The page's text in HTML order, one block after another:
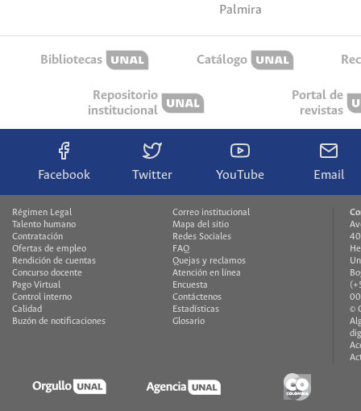
Palmira
Bibliotecas Catálogo
Repositorio
institucional
Portal de
revistas
Facebook Twitter YouTube Email
Régimen Legal
Talento humano
Contratación
Ofertas de empleo
Rendición de cuentas
Concurso docente
Pago Virtual
Control interno
Calidad
Buzón de notificaciones
Correo institucional
Mapa del sitio
Redes Sociales
FAQ
Quejas y reclamos
Atención en línea
Encuesta
Contáctenos
Estadísticas
Glosario
©